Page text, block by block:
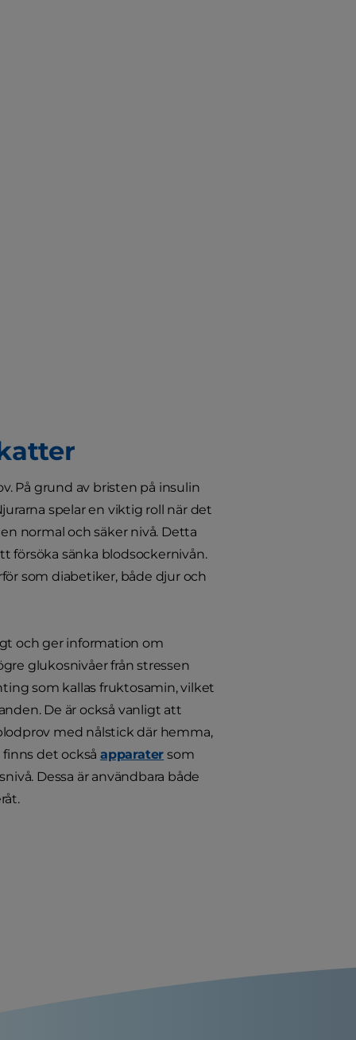
På grund av bristen på insulin
spelar en viktig roll när det
normal och säker nivå. Detta
försöka sänka blodsockernivån.
som diabetiker, både djur och
och ger information om
glukosnivåer från stressen
som kallas fruktosamin, vilket
De är också vanligt att
med nålstick där hemma,
finns det ocksåapparater som
Dessa är användbara både